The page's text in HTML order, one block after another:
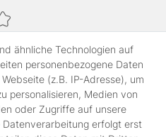
für maximale Sicherheit.
ähnliche Technologien auf
personenbezogene Daten
(z.B. IP-Adresse), um
personalisieren, Medien von
oder Zugriffe auf unsere
erfolgt erst